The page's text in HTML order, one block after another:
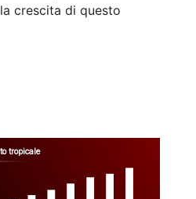
crescita di questo
tropicale